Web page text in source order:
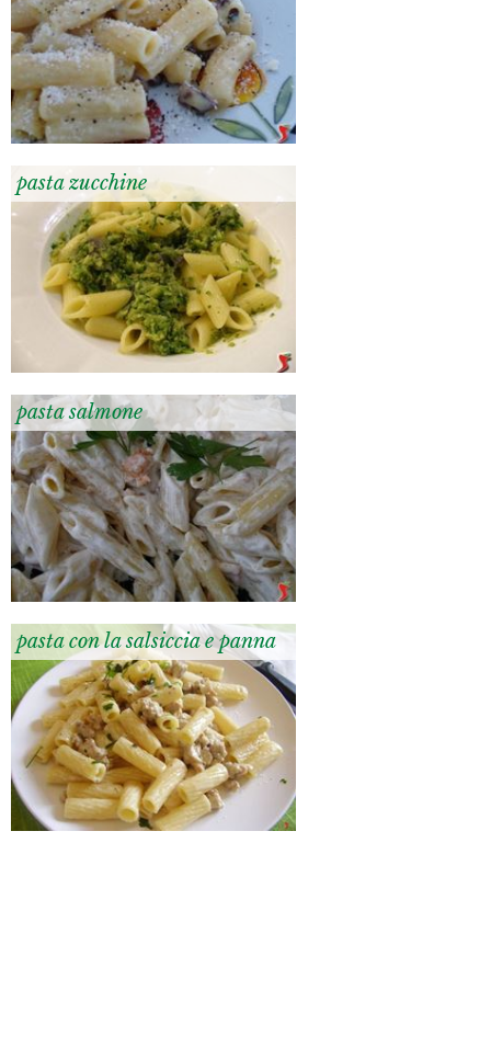
pasta zucchine
pasta salmone
pasta con la salsiccia e panna